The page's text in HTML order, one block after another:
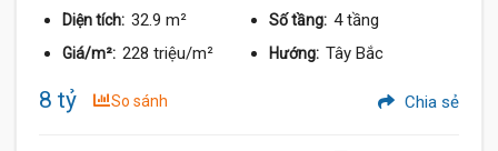
Diện tích: 32.9 m² Số tầng: 4 tầng
Giá/m²: 228 triệu/m² Hướng: Tây Bắc
8 tỷ So sánh Chia sẻ